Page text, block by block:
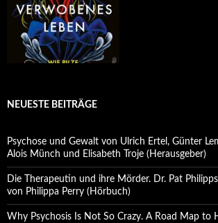
NEUESTE BEITRÄGE
Psychose und Gewalt von Ulrich Ertel, Günter
Alois Münch und Elisabeth Troje (Herausgeber)
Die Therapeutin und ihre Mörder. Dr. Pat
von Philippa Perry (Hörbuch)
Why Psychosis Is Not So Crazy. A Road Map to